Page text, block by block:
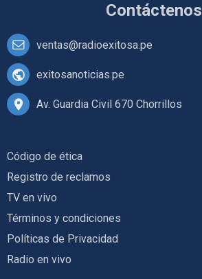
Contáctenos
ventas@radioexitosa.pe
exitosanoticias.pe
Av. Guardia Civil 670 Chorrillos
Código de ética
Registro de reclamos
TV en vivo
Términos y condiciones
Políticas de Privacidad
Radio en vivo